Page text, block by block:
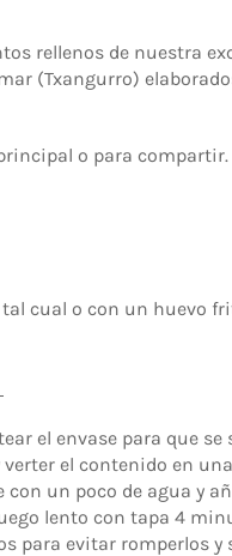
rellenos de nuestra
(Txangurro)
o para compartir.
tal cual o con un huevo
el envase para que se
el contenido en
con un poco de agua y
lento con tapa 4
para evitar romperlos y